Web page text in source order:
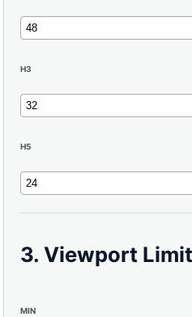
H3
H5
3. Viewport
MIN